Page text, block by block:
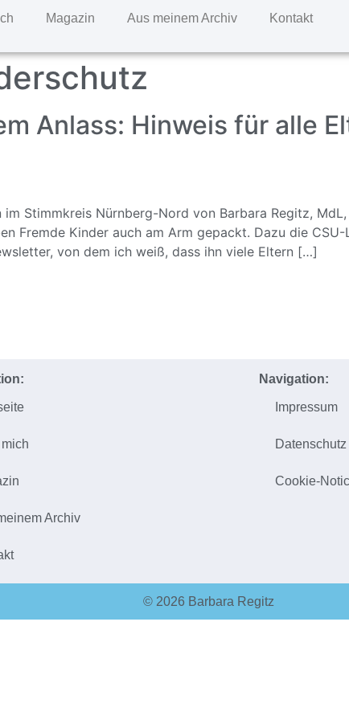
Magazin Aus meinem Archiv Kontakt
Anlass: Hinweis für alle
Stimmkreis Nürnberg-Nord von Barbara Regitz,
Fremde Kinder auch am Arm gepackt. Dazu die
von dem ich weiß, dass ihn viele Eltern […]
Archiv
Navigation:
Impressum
Datenschutz
Cookie-
© 2026 Barbara Regitz